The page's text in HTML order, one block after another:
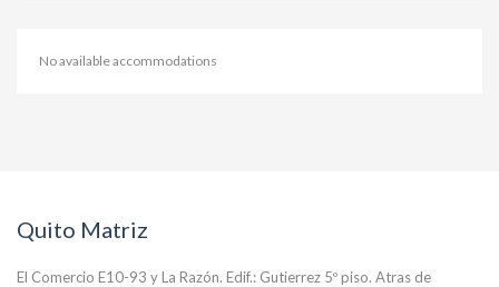
No available accommodations
Quito Matriz
El Comercio E10-93 y La Razón. Edif.: Gutierrez 5º piso. Atras de